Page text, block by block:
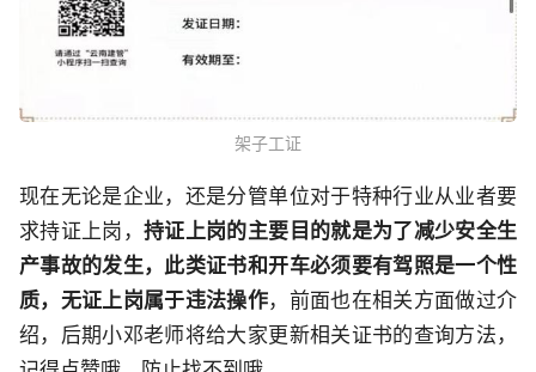
架子工证
现在无论是企业，还是分管单位对于特种行业从业者要
求持证上岗，持证上岗的主要目的就是为了减少安全生
产事故的发生，此类证书和开车必须要有驾照是一个性
质，无证上岗属于违法操作，前面也在相关方面做过介
绍，后期小邓老师将给大家更新相关证书的查询方法，